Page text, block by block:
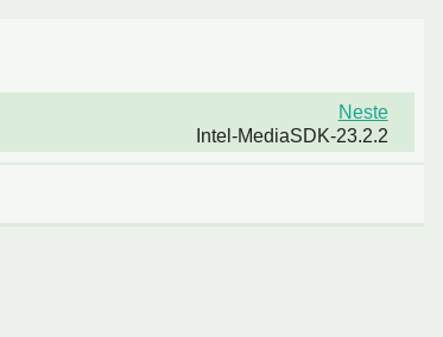
Neste
Intel-MediaSDK-23.2.2